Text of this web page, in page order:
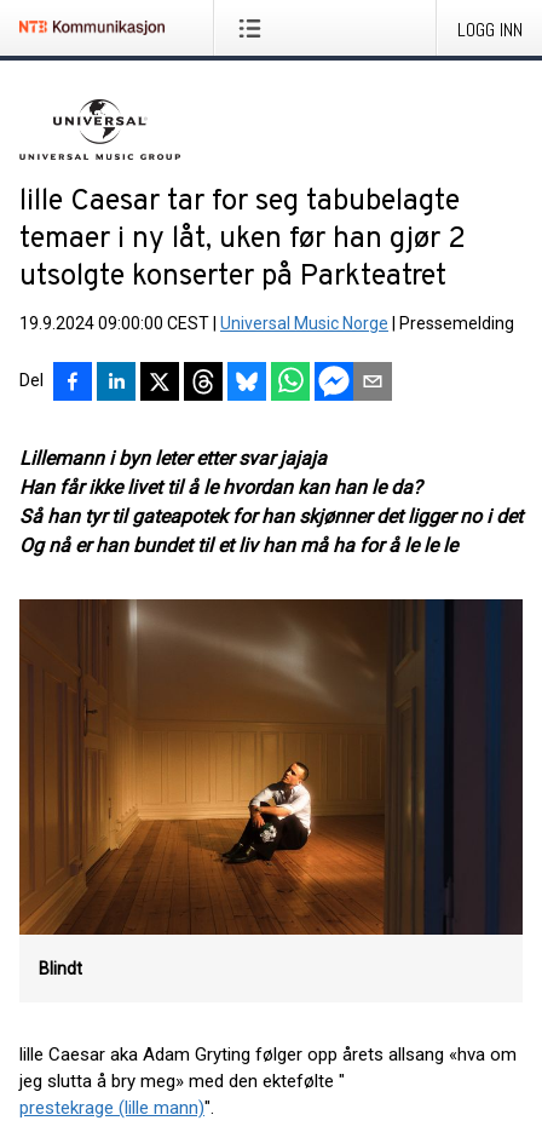
LOGG INN
lille Caesar tar for seg tabubelagte
temaer i ny låt, uken før han gjør 2
utsolgte konserter på Parkteatret
19.9.2024 09:00:00 CEST Universal Music Norge Pressemelding
Del
Lillemann i byn leter etter svar jajaja
Han får ikke livet til å le hvordan kan han le da?
Så han tyr til gateapotek for han skjønner det ligger no i det
Og nå er han bundet til et liv han må ha for å le le le
Blindt
lille Caesar aka Adam Gryting følger opp årets allsang «hva om
jeg slutta å bry meg» med den ektefølte "
prestekrage (lille mann)".